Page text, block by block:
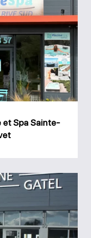
et Spa Sainte-